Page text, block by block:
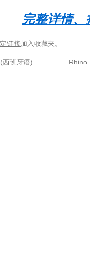
完整详情
链接加入收藏夹。
西班牙语)